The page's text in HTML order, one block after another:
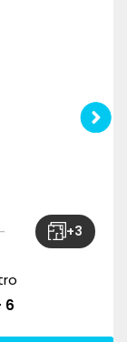
+3
6